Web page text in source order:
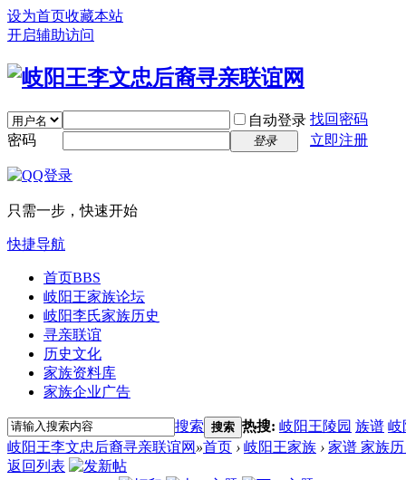
设为首页收藏本站
开启辅助访问
自动登录 找回密码
密码
登录 立即注册
只需一步，快速开始
快捷导航
首页BBS
岐阳王家族论坛
岐阳李氏家族历史
寻亲联谊
历史文化
家族资料库
家族企业广告
搜索 搜索 热搜: 岐阳王陵园 族谱 岐
岐阳王李文忠后裔寻亲联谊网 »首页 › 岐阳王家族 › 家谱 家族
返回列表